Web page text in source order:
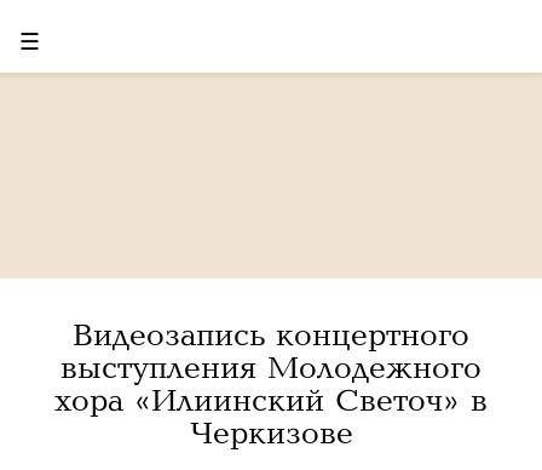
☰
Видеозапись концертного
выступления Молодежного
хора «Илиинский Светоч» в
Черкизове